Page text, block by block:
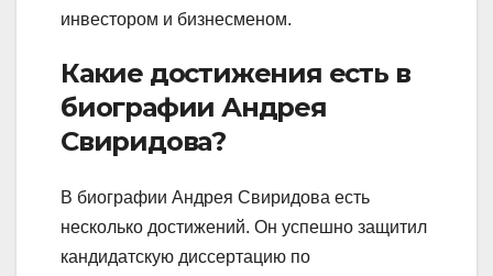
инвестором и бизнесменом.
Какие достижения есть в
биографии Андрея
Свиридова?
В биографии Андрея Свиридова есть
несколько достижений. Он успешно защитил
кандидатскую диссертацию по